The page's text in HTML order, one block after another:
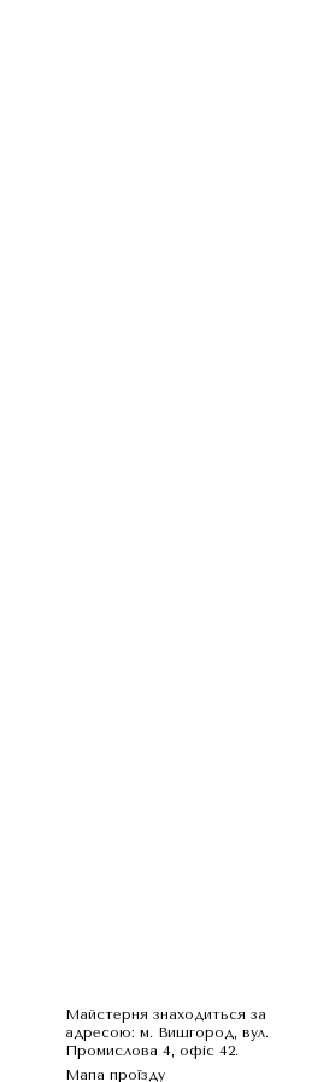
Майстерня знаходиться за
адресою: м. Вишгород, вул.
Промислова 4, офіс 42.
Мапа проїзду